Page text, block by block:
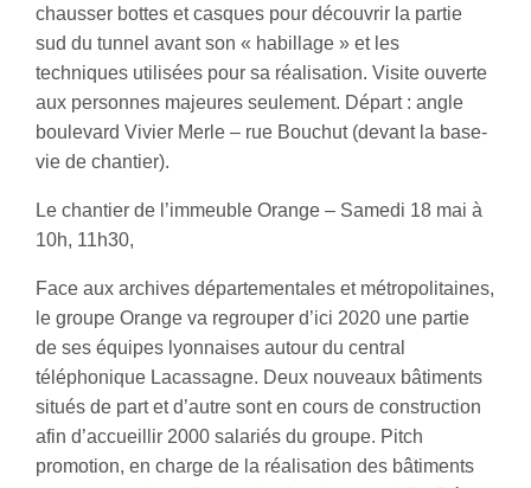
chausser bottes et casques pour découvrir la partie
sud du tunnel avant son « habillage » et les
techniques utilisées pour sa réalisation. Visite ouverte
aux personnes majeures seulement. Départ : angle
boulevard Vivier Merle – rue Bouchut (devant la base-
vie de chantier).
Le chantier de l’immeuble Orange – Samedi 18 mai à
10h, 11h30,
Face aux archives départementales et métropolitaines,
le groupe Orange va regrouper d’ici 2020 une partie
de ses équipes lyonnaises autour du central
téléphonique Lacassagne. Deux nouveaux bâtiments
situés de part et d’autre sont en cours de construction
afin d’accueillir 2000 salariés du groupe. Pitch
promotion, en charge de la réalisation des bâtiments